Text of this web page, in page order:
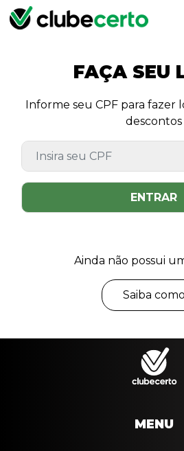
FAÇA SEU
Informe seu CPF para fazer
descontos
ENTRAR
Ainda não possui
Saiba como
MENU